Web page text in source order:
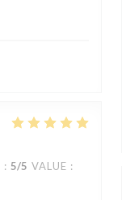
: 5/5 VALUE :